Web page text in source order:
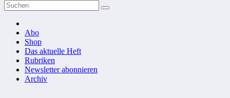
Abo
Shop
Das aktuelle Heft
Rubriken
Newsletter abonnieren
Archiv